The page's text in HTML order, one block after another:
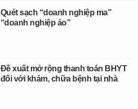
Quét sạch “doanh nghiệp ma”
“doanh nghiệp ảo”
Đề xuất mở rộng thanh toán BHYT
đối với khám, chữa bệnh tại nhà